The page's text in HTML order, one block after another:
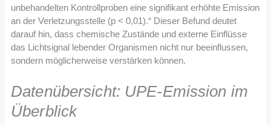
unbehandelten Kontrollproben eine signifikant erhöhte Emission
an der Verletzungsstelle (p < 0,01).“ Dieser Befund deutet
darauf hin, dass chemische Zustände und externe Einflüsse
das Lichtsignal lebender Organismen nicht nur beeinflussen,
sondern möglicherweise verstärken können.
Datenübersicht: UPE-Emission im
Überblick